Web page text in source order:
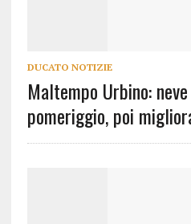
DUCATO NOTIZIE
Maltempo Urbino:
pomeriggio, poi